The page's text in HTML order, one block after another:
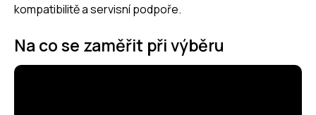
kompatibilitě a servisní podpoře.
Na co se zaměřit při výběru